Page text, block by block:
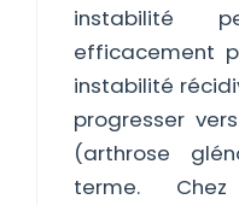
instabilité
efficacement
instabilité
progresser
(arthrose
terme.